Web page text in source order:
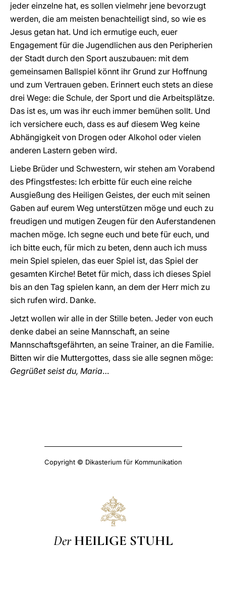
jeder einzelne hat, es sollen vielmehr jene bevorzugt
werden, die am meisten benachteiligt sind, so wie es
Jesus getan hat. Und ich ermutige euch, euer
Engagement für die Jugendlichen aus den Peripherien
der Stadt durch den Sport auszubauen: mit dem
gemeinsamen Ballspiel könnt ihr Grund zur Hoffnung
und zum Vertrauen geben. Erinnert euch stets an diese
drei Wege: die Schule, der Sport und die Arbeitsplätze.
Das ist es, um was ihr euch immer bemühen sollt. Und
ich versichere euch, dass es auf diesem Weg keine
Abhängigkeit von Drogen oder Alkohol oder vielen
anderen Lastern geben wird.
Liebe Brüder und Schwestern, wir stehen am Vorabend
des Pfingstfestes: Ich erbitte für euch eine reiche
Ausgießung des Heiligen Geistes, der euch mit seinen
Gaben auf eurem Weg unterstützen möge und euch zu
freudigen und mutigen Zeugen für den Auferstandenen
machen möge. Ich segne euch und bete für euch, und
ich bitte euch, für mich zu beten, denn auch ich muss
mein Spiel spielen, das euer Spiel ist, das Spiel der
gesamten Kirche! Betet für mich, dass ich dieses Spiel
bis an den Tag spielen kann, an dem der Herr mich zu
sich rufen wird. Danke.
Jetzt wollen wir alle in der Stille beten. Jeder von euch
denke dabei an seine Mannschaft, an seine
Mannschaftsgefährten, an seine Trainer, an die Familie.
Bitten wir die Muttergottes, dass sie alle segnen möge:
Gegrüßet seist du, Maria…
Copyright © Dikasterium für Kommunikation
Der HEILIGE STUHL